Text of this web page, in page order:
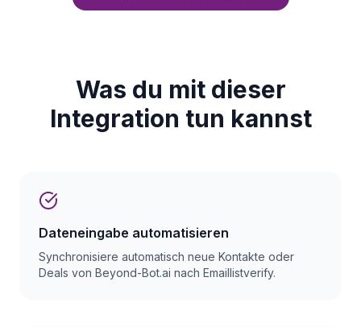
Was du mit dieser
Integration tun kannst
Dateneingabe automatisieren
Synchronisiere automatisch neue Kontakte oder
Deals von Beyond-Bot.ai nach Emaillistverify.